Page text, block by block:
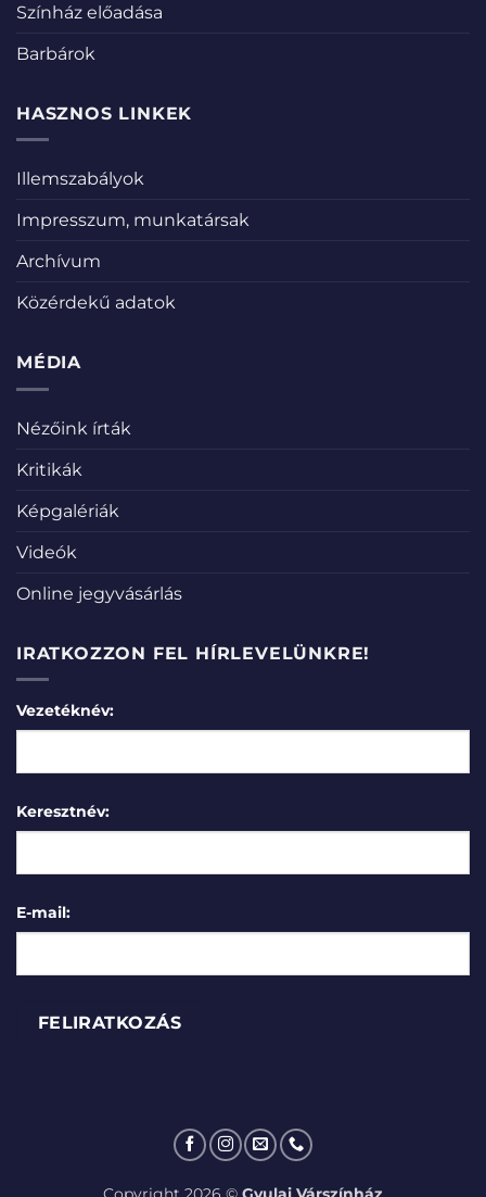
Színház előadása
Barbárok
HASZNOS LINKEK
Illemszabályok
Impresszum, munkatársak
Archívum
Közérdekű adatok
MÉDIA
Nézőink írták
Kritikák
Képgalériák
Videók
Online jegyvásárlás
IRATKOZZON FEL HÍRLEVELÜNKRE!
Vezetéknév:
Keresztnév:
E-mail: